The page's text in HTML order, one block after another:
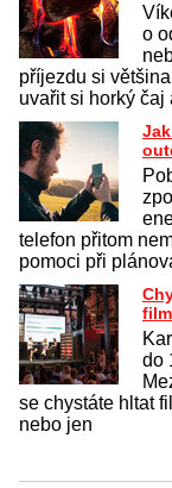
o
příjezdu si
uvařit si horký čaj
telefon přitom
pomoci při
do
se chystáte hltat
nebo jen